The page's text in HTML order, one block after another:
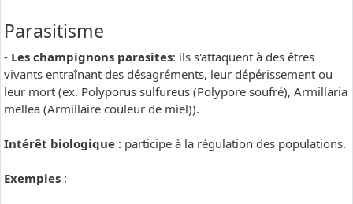
Parasitisme
- Les champignons parasites: ils s'attaquent à des êtres
vivants entraînant des désagréments, leur dépérissement ou
leur mort (ex. Polyporus sulfureus (Polypore soufré), Armillaria
mellea (Armillaire couleur de miel)).
Intérêt biologique : participe à la régulation des populations.
Exemples :